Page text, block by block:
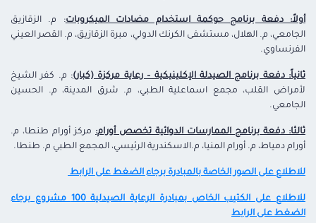
أولاً: دفعة برنامج حوكمة استخدام مضادات الميكروبات: م. الزقازيق
الجامعي، م. الهلال، مستشفى الكرنك الدولي، مبرة الزقازيق، م. القصر العيني
الفرنساوي.
ثانياً: دفعة برنامج الصيدلة الإكلينيكية – رعاية مركزة (كبار): م. كفر الشيخ
لأمراض القلب، مجمع اسماعلية الطبي، م. شرق المدينة، م. الحسين
الجامعي.
ثالثا: دفعة برنامج الممارسات الدوائية تخصص أورام: مركز أورام طنطا، م.
أورام دمياط، م. أورام المنيا، م.الاسكندرية الرئيسي، المجمع الطبي م. طنطا.
للاطلاع على الصور الخاصة بالمبادرة برجاء الضغط على الرابط
للاطلاع على الكتيب الخاص بمبادرة الرعاية الصيدلية 100 مشروع برجاء
الضغط على الرابط